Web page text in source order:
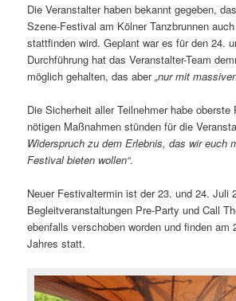
Die Veranstalter haben bekannt gegeben,
Szene-Festival am Kölner Tanzbrunnen
stattfinden wird. Geplant war es für den 24.
Durchführung hat das Veranstalter-Team
möglich gehalten, das aber„nur mit
Die Sicherheit aller Teilnehmer habe oberste
nötigen Maßnahmen stünden für die
Widerspruch zu dem Erlebnis, das wir euch
Festival bieten wollen“.
Neuer Festivaltermin ist der 23. und 24. Juli
Begleitveranstaltungen Pre-Party und Call
ebenfalls verschoben worden und finden am
Jahres statt.